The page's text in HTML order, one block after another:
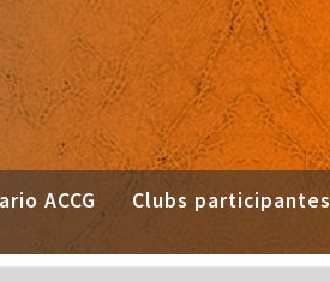
ACCG Clubs participantes